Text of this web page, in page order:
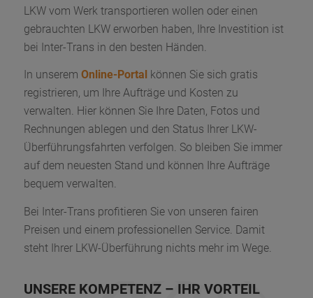
LKW vom Werk transportieren wollen oder einen
gebrauchten LKW erworben haben, Ihre Investition ist
bei Inter-Trans in den besten Händen.
In unserem Online-Portal können Sie sich gratis
registrieren, um Ihre Aufträge und Kosten zu
verwalten. Hier können Sie Ihre Daten, Fotos und
Rechnungen ablegen und den Status Ihrer LKW-
Überführungsfahrten verfolgen. So bleiben Sie immer
auf dem neuesten Stand und können Ihre Aufträge
bequem verwalten.
Bei Inter-Trans profitieren Sie von unseren fairen
Preisen und einem professionellen Service. Damit
steht Ihrer LKW-Überführung nichts mehr im Wege.
UNSERE KOMPETENZ – IHR VORTEIL